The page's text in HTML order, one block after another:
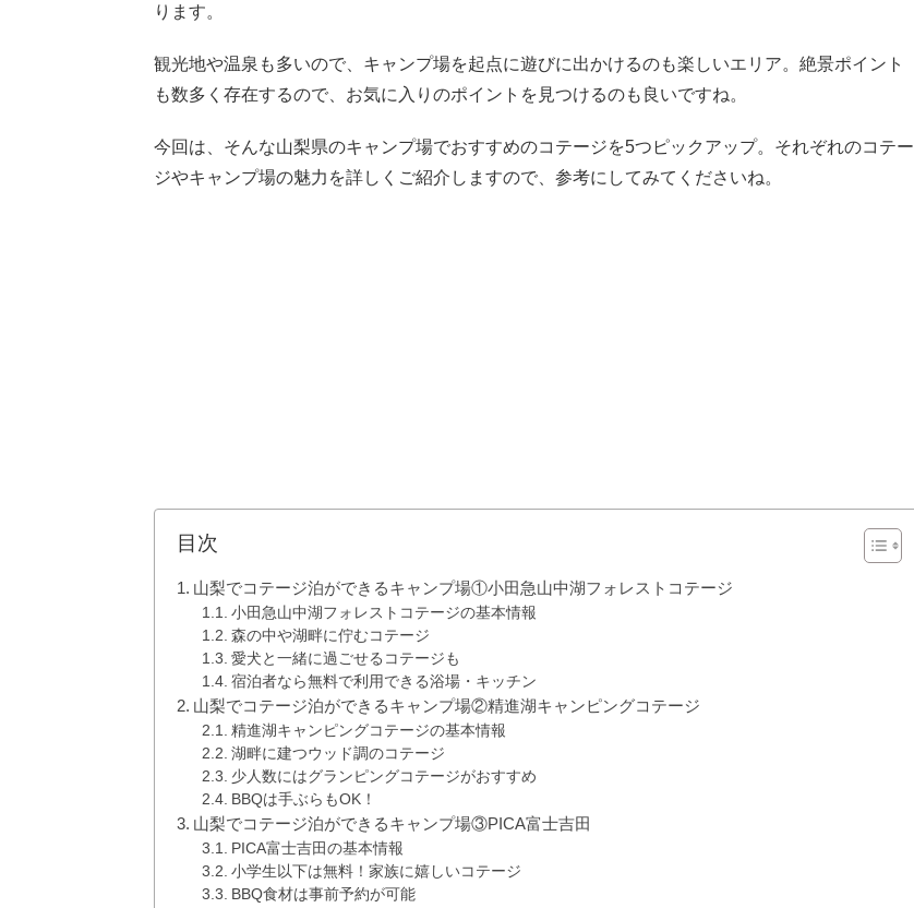
ります。
観光地や温泉も多いので、キャンプ場を起点に遊びに出かけるのも楽しいエリア。絶景ポイント
も数多く存在するので、お気に入りのポイントを見つけるのも良いですね。
今回は、そんな山梨県のキャンプ場でおすすめのコテージを5つピックアップ。それぞれのコテー
ジやキャンプ場の魅力を詳しくご紹介しますので、参考にしてみてくださいね。
目次
山梨でコテージ泊ができるキャンプ場①小田急山中湖フォレストコテージ
小田急山中湖フォレストコテージの基本情報
森の中や湖畔に佇むコテージ
愛犬と一緒に過ごせるコテージも
宿泊者なら無料で利用できる浴場・キッチン
山梨でコテージ泊ができるキャンプ場②精進湖キャンピングコテージ
精進湖キャンピングコテージの基本情報
湖畔に建つウッド調のコテージ
少人数にはグランピングコテージがおすすめ
BBQは手ぶらもOK！
山梨でコテージ泊ができるキャンプ場③PICA富士吉田
PICA富士吉田の基本情報
小学生以下は無料！家族に嬉しいコテージ
BBQ食材は事前予約が可能